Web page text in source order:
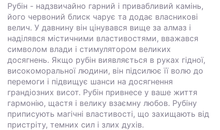
Рубін - надзвичайно гарний і привабливий камінь,
його червоний блиск чарує та додає власникові
велич. У давнину він цінувався вище за алмаз і
наділявся містичними властивостями, вважався
символом влади і стимулятором великих
досягнень. Якщо рубін виявляється в руках гідної,
високоморальної людини, він підсилює її волю до
перемоги і підвищує шанси на досягнення
грандіозних висот. Рубін привнесе у ваше життя
гармонію, щастя і велику взаємну любов. Рубіну
приписують магічні властивості, що захищають від
пристріту, темних сил і злих духів.